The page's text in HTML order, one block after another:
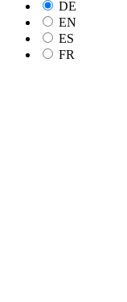
DE
EN
ES
FR